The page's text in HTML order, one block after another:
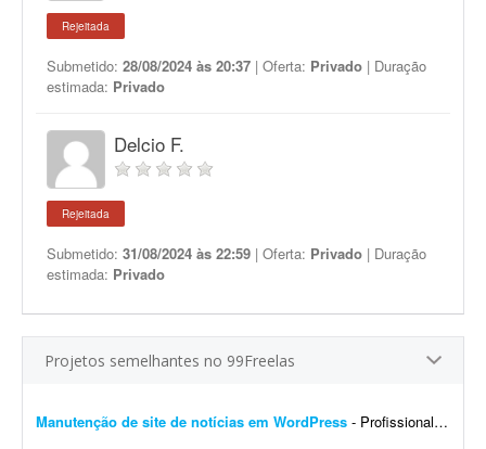
Rejeitada
Submetido: 28/08/2024 às 20:37 | Oferta: Privado | Duração
estimada: Privado
Delcio F.
Rejeitada
Submetido: 31/08/2024 às 22:59 | Oferta: Privado | Duração
estimada: Privado
Projetos semelhantes no 99Freelas
Manutenção de site de notícias em WordPress - Profissional para realizar manutenção, configuração de automações, melhoria visual e atualização de site de notícias em WordPress. At...